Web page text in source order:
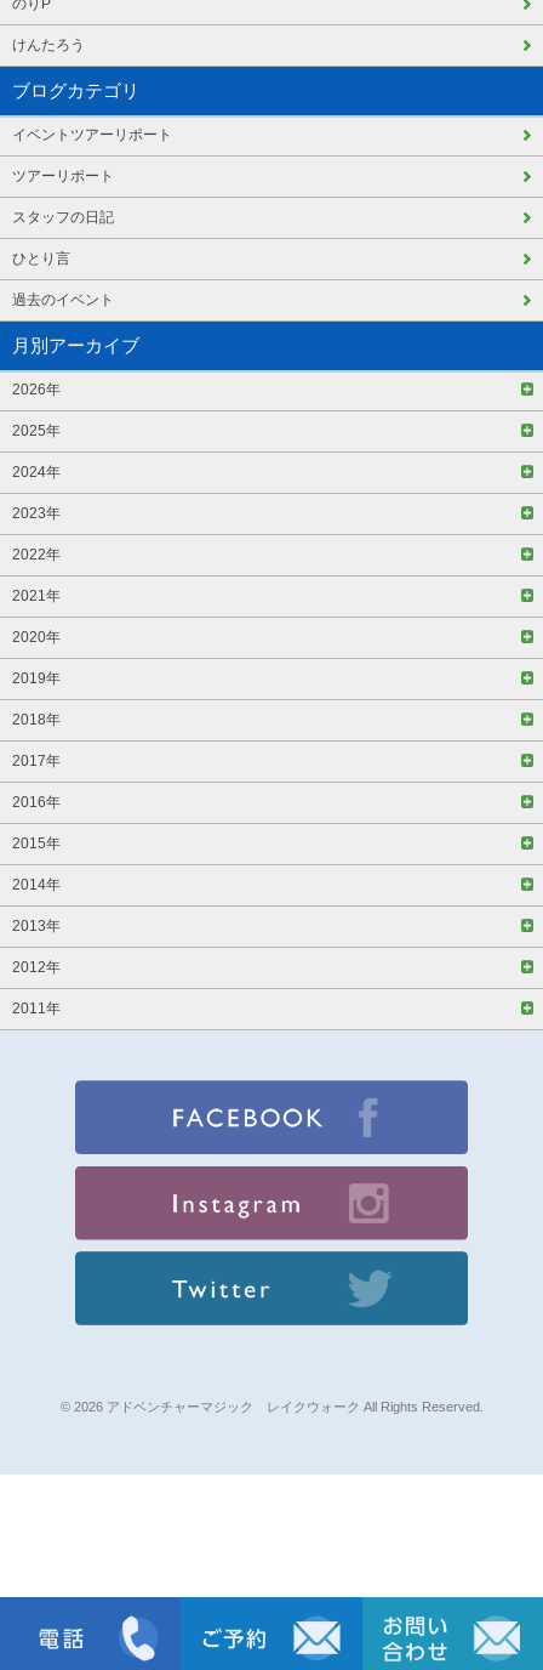
のりP
けんたろう
ブログカテゴリ
イベントツアーリポート
ツアーリポート
スタッフの日記
ひとり言
過去のイベント
月別アーカイブ
2026年
2025年
2024年
2023年
2022年
2021年
2020年
2019年
2018年
2017年
2016年
2015年
2014年
2013年
2012年
2011年
© 2026 アドベンチャーマジック レイクウォーク All Rights Reserved.